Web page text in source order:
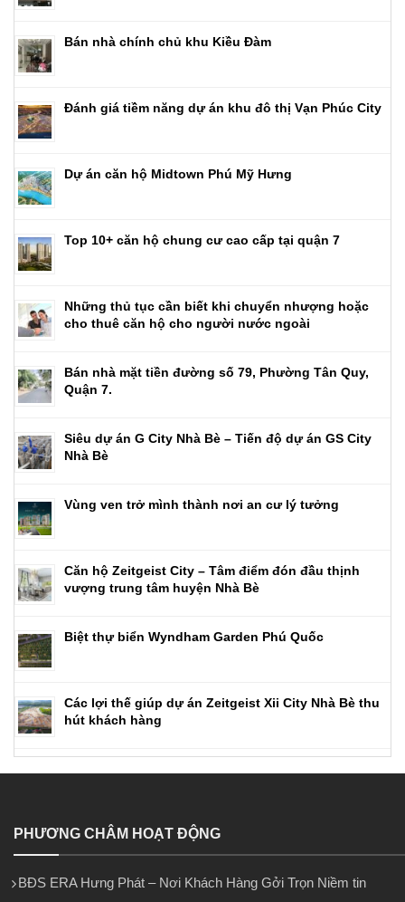
Bán nhà chính chủ khu Kiều Đàm
Đánh giá tiềm năng dự án khu đô thị Vạn Phúc City
Dự án căn hộ Midtown Phú Mỹ Hưng
Top 10+ căn hộ chung cư cao cấp tại quận 7
Những thủ tục cần biết khi chuyển nhượng hoặc
cho thuê căn hộ cho người nước ngoài
Bán nhà mặt tiền đường số 79, Phường Tân Quy,
Quận 7.
Siêu dự án G City Nhà Bè – Tiến độ dự án GS City
Nhà Bè
Vùng ven trở mình thành nơi an cư lý tưởng
Căn hộ Zeitgeist City – Tâm điểm đón đầu thịnh
vượng trung tâm huyện Nhà Bè
Biệt thự biển Wyndham Garden Phú Quốc
Các lợi thế giúp dự án Zeitgeist Xii City Nhà Bè thu
hút khách hàng
PHƯƠNG CHÂM HOẠT ĐỘNG
BĐS ERA Hưng Phát – Nơi Khách Hàng Gởi Trọn Niềm tin